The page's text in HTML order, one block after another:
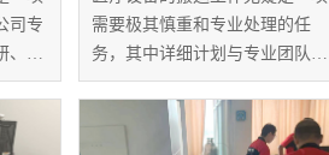
司专
医
载着
过
高
需要极其慎重和专业处理的任
务，其中详细计划与专业团队的
角色至关重要。在这方面，我们
将分析这两个关键的医疗设备搬
运要点，揭示它们在搬运过程中